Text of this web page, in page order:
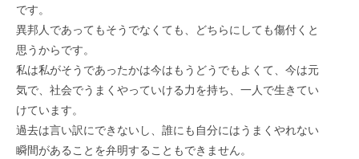
です。
異邦人であってもそうでなくても、どちらにしても傷付くと
思うからです。
私は私がそうであったかは今はもうどうでもよくて、今は元
気で、社会でうまくやっていける力を持ち、一人で生きてい
けています。
過去は言い訳にできないし、誰にも自分にはうまくやれない
瞬間があることを弁明することもできません。